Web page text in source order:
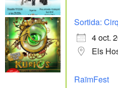
Sortida:
4 oct.
Els
RaïmFest